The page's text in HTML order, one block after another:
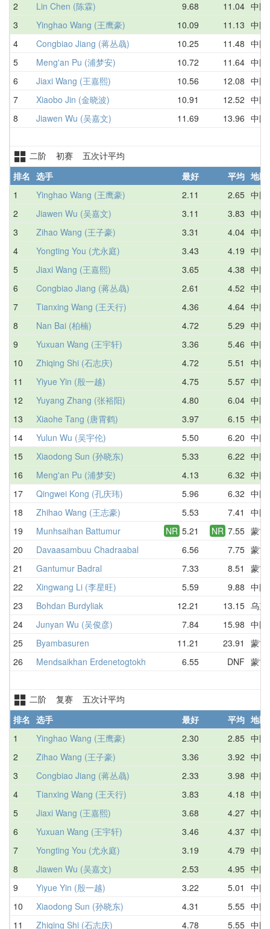
2 Lin Chen (陈霖) 9.68 11.04 中国
3
Yinghao Wang (王鹰豪) 10.09 11.13 中国
4
Congbiao Jiang (蒋丛骉) 10.25 11.48 中国
5
Meng'an Pu (浦梦安) 10.72 11.64 中国
6
Jiaxi Wang (王嘉熙) 10.56 12.08 中国
7
Xiaobo Jin (金晓波) 10.91 12.52 中国
8
Jiawen Wu (吴嘉文) 11.69 13.96 中国
二阶 初赛 五次计平均
排名 选手 最好 平均 地区
1
Yinghao Wang (王鹰豪) 2.11 2.65 中国
2
Jiawen Wu (吴嘉文) 3.11 3.83 中国
3
Zihao Wang (王子豪) 3.31 4.04 中国
4
Yongting You (尤永庭) 3.43 4.19 中国
5
Jiaxi Wang (王嘉熙) 3.65 4.38 中国
6
Congbiao Jiang (蒋丛骉) 2.61 4.52 中国
7
Tianxing Wang (王天行) 4.36 4.64 中国
8
Nan Bai (柏楠) 4.72 5.29 中国
9
Yuxuan Wang (王宇轩) 3.36 5.46 中国
10
Zhiqing Shi (石志庆) 4.72 5.51
中国
11
Yiyue Yin (殷一越) 4.75 5.57 中国
12
Yuyang Zhang (张裕阳) 4.80 6.04 中国
13
Xiaohe Tang (唐霄鹤) 3.97 6.15 中国
14
Yulun Wu (吴宇伦) 5.50 6.20 中国
15
Xiaodong Sun (孙晓东) 5.33 6.22 中国
16
Meng'an Pu (浦梦安) 4.13 6.32 中国
17
Qingwei Kong (孔庆玮) 5.96 6.32 中国
18
Zhihao Wang (王志豪) 5.53 7.41
中国
19
Munhsaihan Battumur NR 5.21 NR 7.55 蒙古
20
Davaasambuu Chadraabal 6.56 7.75 蒙古
21
Gantumur Badral 7.33 8.51
蒙古
22
Xingwang Li (李星旺) 5.59 9.88 中国
23
Bohdan Burdyliak 12.21 13.15 乌克
24
Junyan Wu (吴俊彦) 7.84 15.98 中国
25
Byambasuren 11.21 23.91
蒙古
26
Mendsaikhan Erdenetogtokh 6.55 DNF 蒙古
二阶 复赛 五次计平均
排名 选手 最好 平均 地区
1
Yinghao Wang (王鹰豪) 2.30 2.85 中国
2
Zihao Wang (王子豪) 3.36 3.92 中国
3
Congbiao Jiang (蒋丛骉) 2.33 3.98 中国
4
Tianxing Wang (王天行) 3.83 4.18 中国
5
Jiaxi Wang (王嘉熙) 3.68 4.27 中国
6
Yuxuan Wang (王宇轩) 3.46 4.37 中国
7
Yongting You (尤永庭) 3.19 4.79 中国
8
Jiawen Wu (吴嘉文) 2.53 4.95 中国
9
Yiyue Yin (殷一越) 3.22 5.01
中国
10
Xiaodong Sun (孙晓东) 4.31 5.55 中国
11
Zhiqing Shi (石志庆) 4.78 5.55 中国